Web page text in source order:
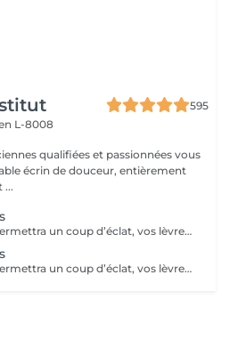
595
L-8008
qualifiées et passionnées vous
écrin de douceur, entièrement
...
Une seule séance vous permettra un coup d’éclat, vos lèvres seront plus confortables, plus lisses, repulpées avec un peu plus de volume. Pour un résultat durable, l’idéal est de faire ce soin sous forme de cure de 4 à 10 séances. Vos lèvres seront hydratées, libérées de l’inconfort de la sécheresse.
Une seule séance vous permettra un coup d’éclat, vos lèvres seront plus confortables, plus lisses, repulpées avec un peu plus de volume. Pour un résultat durable, l’idéal est de faire ce soin sous forme de cure de 4 à 10 séances.